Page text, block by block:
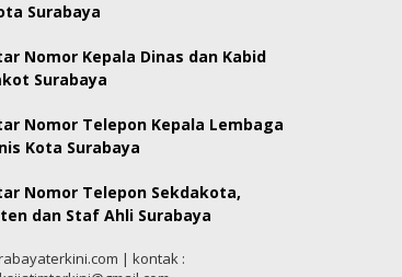
Surabaya
Nomor Kepala Dinas dan Kabid
Surabaya
Nomor Telepon Kepala Lembaga
Kota Surabaya
Nomor Telepon Sekdakota,
dan Staf Ahli Surabaya
| kontak :